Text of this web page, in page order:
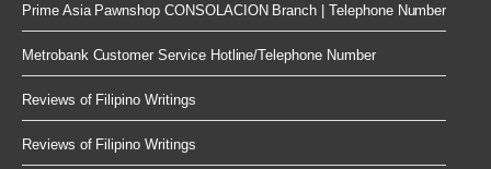
Prime Asia Pawnshop CONSOLACION Branch | Telephone Number
Metrobank Customer Service Hotline/Telephone Number
Reviews of Filipino Writings
Reviews of Filipino Writings